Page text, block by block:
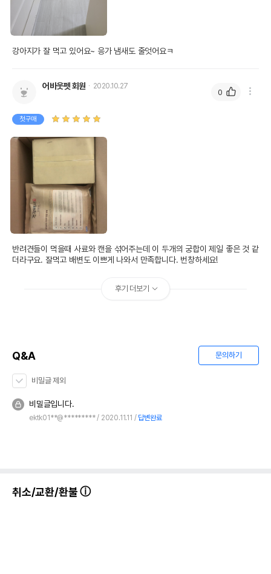
강아지가 잘 먹고 있어요~ 응가 냄새도 줄엇어요ㅋ
어바웃펫 회원 2020.10.27
첫구매
반려견들이 먹을때 사료와 캔을 섞어주는데 이 두개의 궁합이 제일 좋은 것 같
더라구요. 잘먹고 배변도 이쁘게 나와서 만족합니다. 번창하세요!
0
후기 더보기
Q&A 문의하기
비밀글 제외
비밀글입니다.
ektk01**@********* 2020.11.11 답변완료
취소/교환/환불